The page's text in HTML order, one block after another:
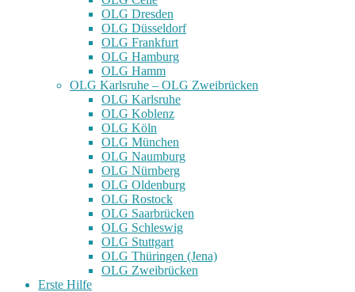
OLG Dresden
OLG Düsseldorf
OLG Frankfurt
OLG Hamburg
OLG Hamm
OLG Karlsruhe – OLG Zweibrücken
OLG Karlsruhe
OLG Koblenz
OLG Köln
OLG München
OLG Naumburg
OLG Nürnberg
OLG Oldenburg
OLG Rostock
OLG Saarbrücken
OLG Schleswig
OLG Stuttgart
OLG Thüringen (Jena)
OLG Zweibrücken
Erste Hilfe